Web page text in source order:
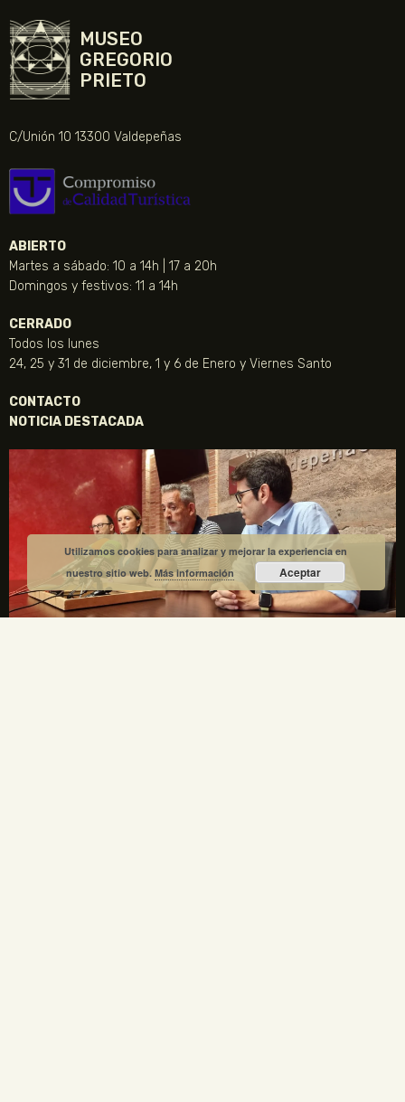
MUSEO
GREGORIO
PRIETO
C/Unión 10 13300 Valdepeñas
ABIERTO
Martes a sábado: 10 a 14h | 17 a 20h
Domingos y festivos: 11 a 14h
CERRADO
Todos los lunes
24, 25 y 31 de diciembre, 1 y 6 de Enero y Viernes Santo
CONTACTO
NOTICIA DESTACADA
Utilizamos cookies para analizar y mejorar la experiencia en
nuestro sitio web.Más información Aceptar